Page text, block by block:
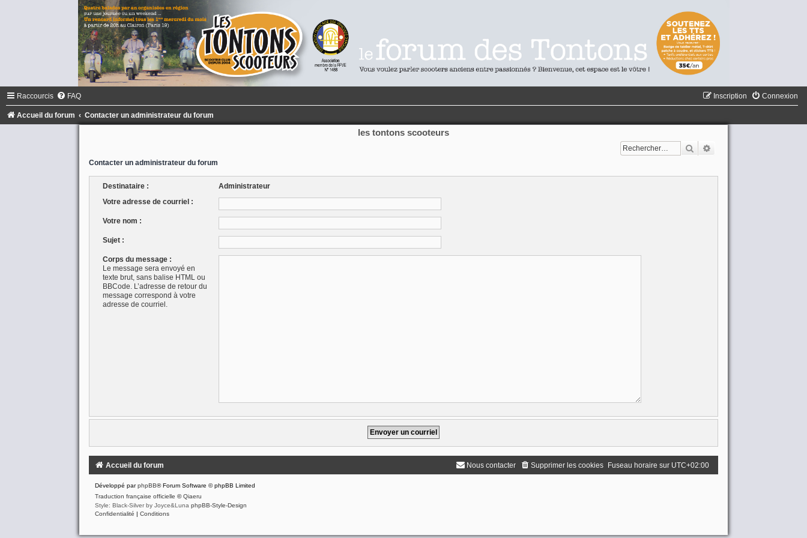
Raccourcis FAQ Connexion
Inscription
Accueil du forum Contacter un administrateur du forum
les tontons scooteurs
Rechercher
Contacter un administrateur du forum
Destinataire :
Administrateur
Votre adresse de courriel :
Votre nom :
Sujet :
Corps du message :
Le message sera envoyé en
texte brut, sans balise HTML ou
BBCode. L’adresse de retour du
message correspond à votre
adresse de courriel.
Accueil du forum Fuseau horaire sur UTC+02:00
Supprimer les cookies
Nous contacter
Développé parphpBB® Forum Software © phpBB Limited
Traduction française officielle ©Qiaeru
Style: Black-Silver by Joyce&Luna phpBB-Style-Design
Confidentialité
Conditions